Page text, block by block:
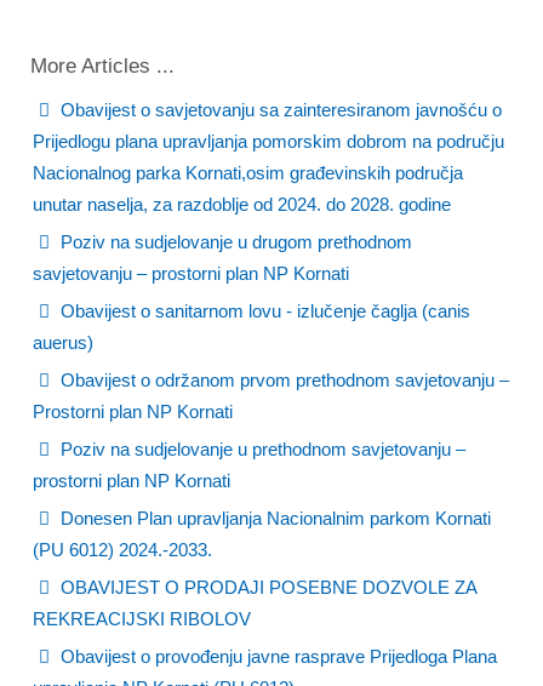
More Articles ...
Obavijest o savjetovanju sa zainteresiranom javnošću o
Prijedlogu plana upravljanja pomorskim dobrom na području
Nacionalnog parka Kornati,osim građevinskih područja
unutar naselja, za razdoblje od 2024. do 2028. godine
Poziv na sudjelovanje u drugom prethodnom
savjetovanju – prostorni plan NP Kornati
Obavijest o sanitarnom lovu - izlučenje čaglja (canis
auerus)
Obavijest o održanom prvom prethodnom savjetovanju –
Prostorni plan NP Kornati
Poziv na sudjelovanje u prethodnom savjetovanju –
prostorni plan NP Kornati
Donesen Plan upravljanja Nacionalnim parkom Kornati
(PU 6012) 2024.-2033.
OBAVIJEST O PRODAJI POSEBNE DOZVOLE ZA
REKREACIJSKI RIBOLOV
Obavijest o provođenju javne rasprave Prijedloga Plana